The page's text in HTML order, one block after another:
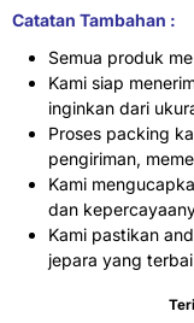
Catatan Tambahan :
Semua produk
Kami siap
inginkan dari
Proses packing
pengiriman,
Kami
dan
Kami pastikan
jepara yang